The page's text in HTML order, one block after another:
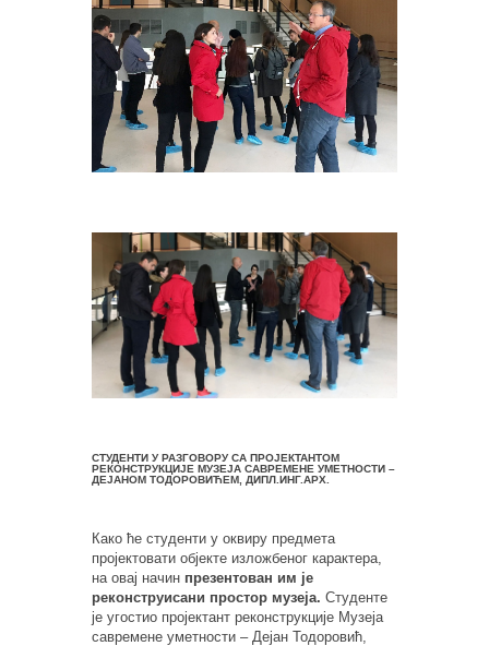
СТУДЕНТИ У РАЗГОВОРУ СА ПРОЈЕКТАНТОМ
РЕКОНСТРУКЦИЈЕ МУЗЕЈА САВРЕМЕНЕ УМЕТНОСТИ –
ДЕЈАНОМ ТОДОРОВИЋЕМ, ДИПЛ.ИНГ.АРХ.
Како ће студенти у оквиру предмета
пројектовати објекте изложбеног карактера,
на овај начин презентован им је
реконструисани простор музеја. Студенте
је угостио пројектант реконструкције Музеја
савремене уметности – Дејан Тодоровић,